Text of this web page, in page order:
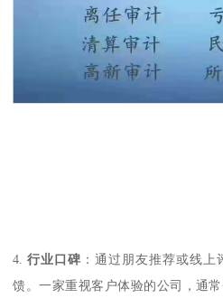
4.行业口碑 ：通过朋友推荐或线
馈。一家重视客户体验的公司，通